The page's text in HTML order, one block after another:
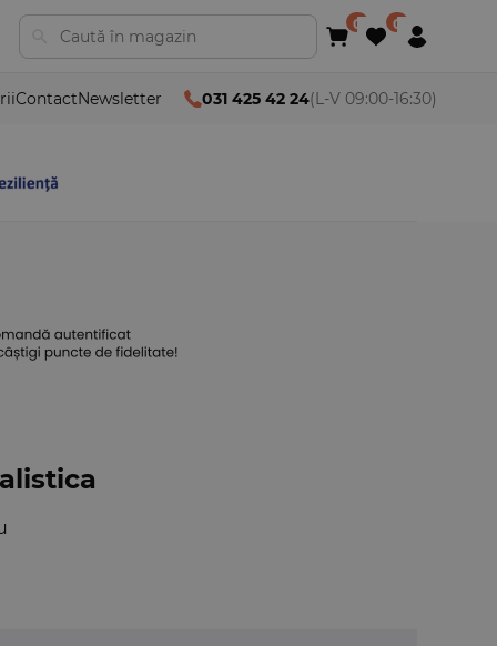
ContactNewsletter 031 425 42 24(L-V 09:00-16:30)